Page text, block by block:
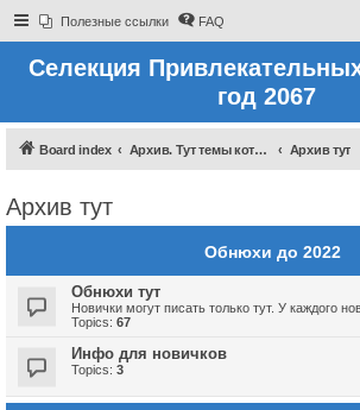
Полезные ссылки FAQ
Селекция
год 2067
Board index Архив. Тут темы которые были до 2022 года Архив тут
Архив тут
Обнюхи до 2022
Обнюхи тут
Новички могут писать только тут. У каждого
Topics: 67
Инфо для новичков
Topics: 3